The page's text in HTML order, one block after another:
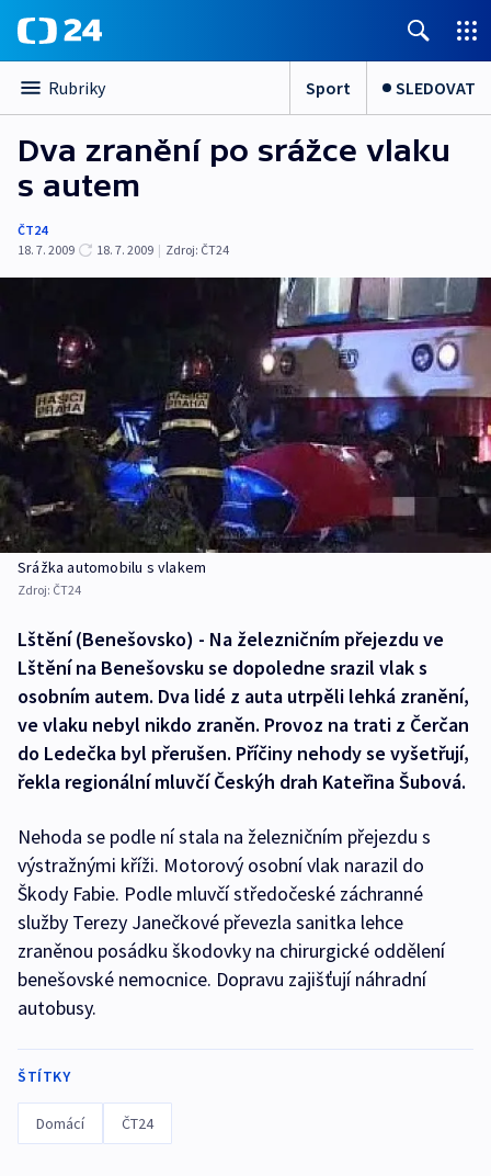
Rubriky Sport SLEDOVAT
Dva zranění po srážce vlaku
s autem
ČT24
18. 7. 2009
18. 7. 2009 | Zdroj: ČT24
Srážka automobilu s vlakem
Zdroj: ČT24
Lštění (Benešovsko) - Na železničním přejezdu ve
Lštění na Benešovsku se dopoledne srazil vlak s
osobním autem. Dva lidé z auta utrpěli lehká zranění,
ve vlaku nebyl nikdo zraněn. Provoz na trati z Čerčan
do Ledečka byl přerušen. Příčiny nehody se vyšetřují,
řekla regionální mluvčí Českýh drah Kateřina Šubová.
Nehoda se podle ní stala na železničním přejezdu s
výstražnými kříži. Motorový osobní vlak narazil do
Škody Fabie. Podle mluvčí středočeské záchranné
služby Terezy Janečkové převezla sanitka lehce
zraněnou posádku škodovky na chirurgické oddělení
benešovské nemocnice. Dopravu zajišťují náhradní
autobusy.
ŠTÍTKY
Domácí ČT24